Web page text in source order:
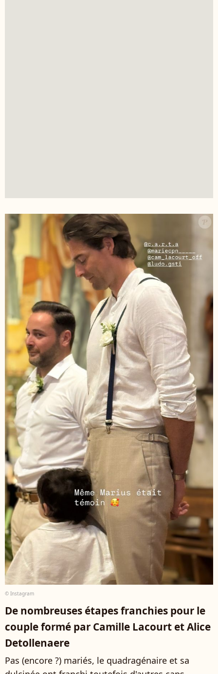
© Instagram
De nombreuses étapes franchies pour le
couple formé par Camille Lacourt et Alice
Detollenaere
Pas (encore ?) mariés, le quadragénaire et sa